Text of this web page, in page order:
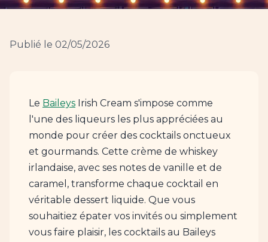
Publié le 02/05/2026
Le Baileys Irish Cream s'impose comme
l'une des liqueurs les plus appréciées au
monde pour créer des cocktails onctueux
et gourmands. Cette crème de whiskey
irlandaise, avec ses notes de vanille et de
caramel, transforme chaque cocktail en
véritable dessert liquide. Que vous
souhaitiez épater vos invités ou simplement
vous faire plaisir, les cocktails au Baileys